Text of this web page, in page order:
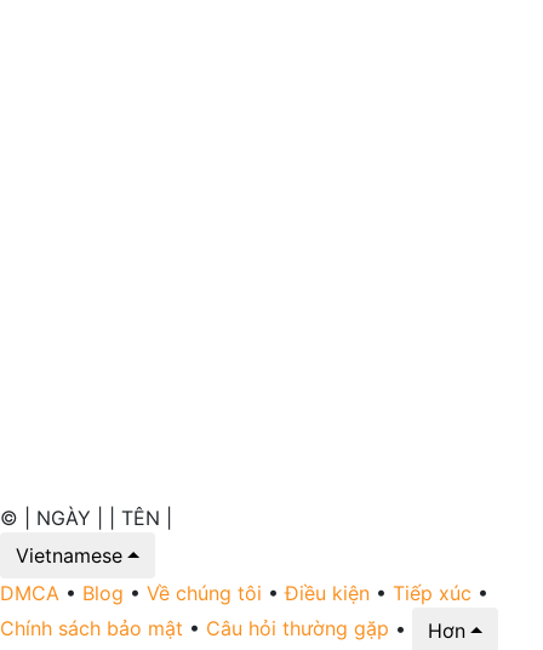
© | NGÀY | | TÊN |
Vietnamese
DMCA • Blog • Về chúng tôi •Điều kiện • Tiếp xúc •
Chính sách bảo mật • Câu hỏi thường gặp • Hơn